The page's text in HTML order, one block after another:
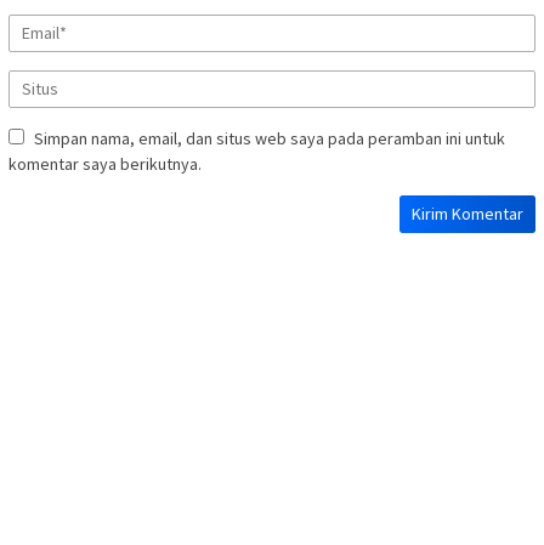
Simpan nama, email, dan situs web saya pada peramban ini untuk
komentar saya berikutnya.